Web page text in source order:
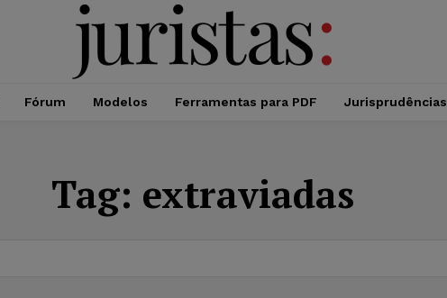
Fórum Modelos Ferramentas para PDF Jurisprudências
Tag: extraviadas